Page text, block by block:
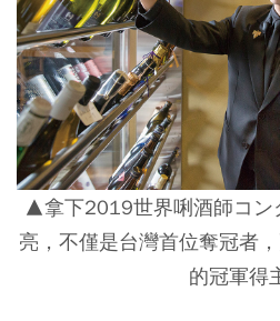
▲拿下2019世界唎酒師コン
亮，不僅是台灣首位奪冠者
的冠軍得